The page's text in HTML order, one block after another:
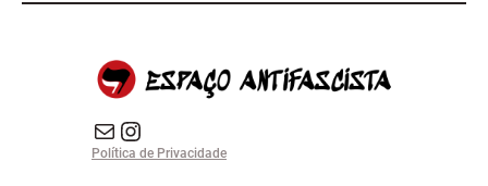
E-mail Instagram do Espaço Antifascista
Política de Privacidade